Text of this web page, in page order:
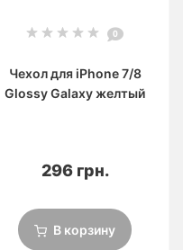
0
Чехол для iPhone 7/8
Glossy Galaxy желтый
296 грн.
В корзину